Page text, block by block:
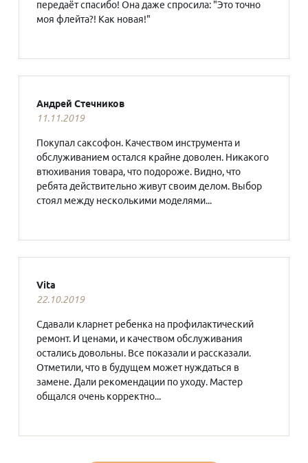
передаёт спасибо! Она даже спросила: "Это точно
моя флейта?! Как новая!"
Андрей Стечников
11.11.2019
Покупал саксофон. Качеством инструмента и
обслуживанием остался крайне доволен. Никакого
втюхивания товара, что подороже. Видно, что
ребята действительно живут своим делом. Выбор
стоял между несколькими моделями...
Vita
22.10.2019
Сдавали кларнет ребенка на профилактический
ремонт. И ценами, и качеством обслуживания
остались довольны. Все показали и рассказали.
Отметили, что в будущем может нуждаться в
замене. Дали рекомендации по уходу. Мастер
общался очень корректно...